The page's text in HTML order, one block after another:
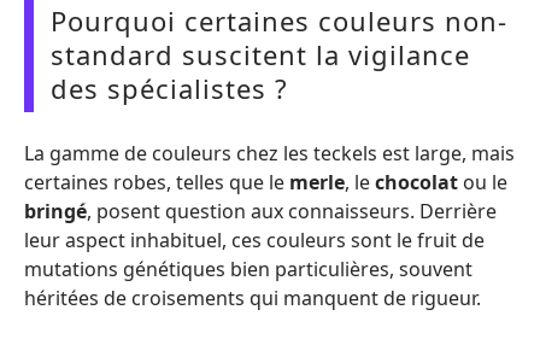
Pourquoi certaines couleurs non-
standard suscitent la vigilance
des spécialistes ?
La gamme de couleurs chez les teckels est large, mais
certaines robes, telles que le merle, lechocolat ou le
bringé, posent question aux connaisseurs. Derrière
leur aspect inhabituel, ces couleurs sont le fruit de
mutations génétiques bien particulières, souvent
héritées de croisements qui manquent de rigueur.